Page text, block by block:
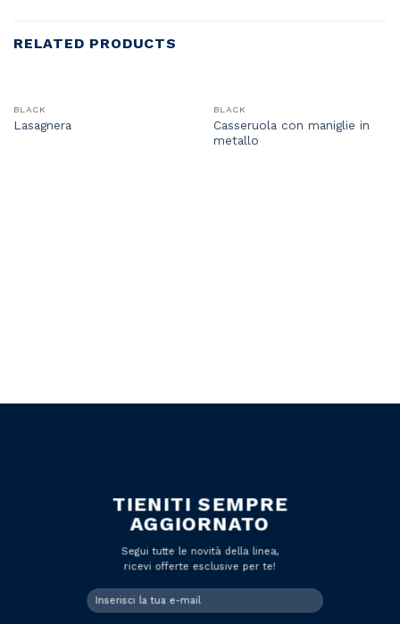
RELATED PRODUCTS
BLACK
Lasagnera
BLACK
Casseruola con maniglie in
metallo
TIENITI SEMPRE
AGGIORNATO
Segui tutte le novità della linea,
ricevi offerte esclusive per te!